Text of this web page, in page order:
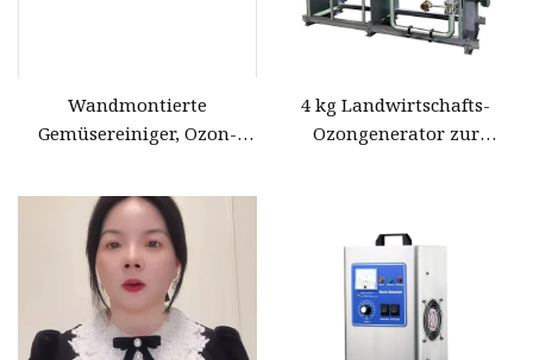
Wandmontierte
Gemüsereiniger, Ozon-
Haushaltsgeräte, Obst und
Gemüse, saubere Ozon-
Wasser-Sterilisatoren
4 kg Landwirtschafts-
Ozongenerator zur